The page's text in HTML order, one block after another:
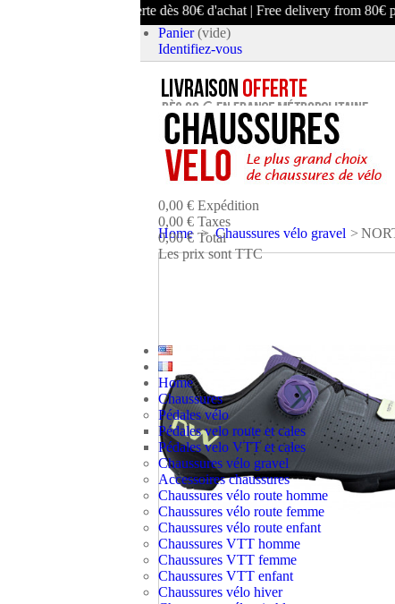
Livraison offerte dès 80€ d'achat | Free delivery from 80€ purchase
Panier (vide)
Identifiez-vous
article (vide)
Aucun produit
0,00 € Expédition
0,00 € Taxes
0,00 € Total
Les prix sont TTC
Home
Chaussures
Pédales vélo
Pédales velo route et cales
Pédales velo VTT et cales
Chaussures vélo gravel
Accessoires chaussures
Chaussures vélo route homme
Chaussures vélo route femme
Chaussures vélo route enfant
Chaussures VTT homme
Chaussures VTT femme
Chaussures VTT enfant
Chaussures vélo hiver
Home > Chaussures vélo gravel >